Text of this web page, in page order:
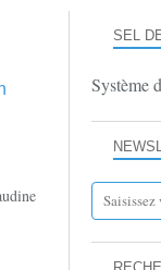
SEL
Système